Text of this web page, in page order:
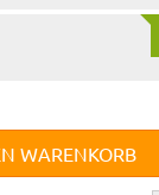
WARENKORB